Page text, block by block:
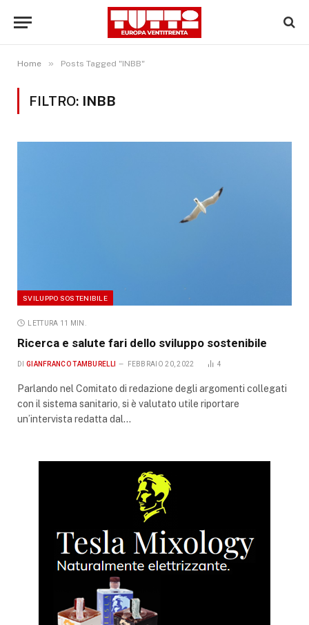
Home » Posts Tagged "INBB"
FILTRO: INBB
SVILUPPO SOSTENIBILE
LETTURA 11 MIN.
Ricerca e salute fari dello sviluppo sostenibile
DI GIANFRANCO TAMBURELLI FEBBRAIO 20, 2022 4
Parlando nel Comitato di redazione degli argomenti collegati
con il sistema sanitario, si è valutato utile riportare
un’intervista redatta dal…